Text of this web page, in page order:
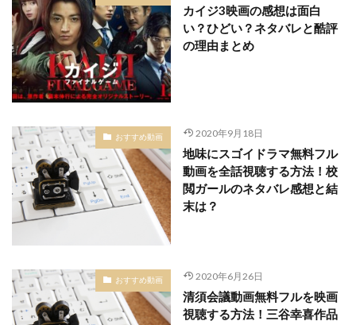
カイジ3映画の感想は面白
い？ひどい？ネタバレと酷評
の理由まとめ
おすすめ動画 2020年9月18日
地味にスゴイドラマ無料フル
動画を全話視聴する方法！校
閲ガールのネタバレ感想と結
末は？
おすすめ動画 2020年6月26日
清須会議動画無料フルを映画
視聴する方法！三谷幸喜作品